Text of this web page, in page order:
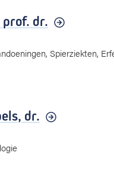
prof. dr.
Spierziekten,
dr.